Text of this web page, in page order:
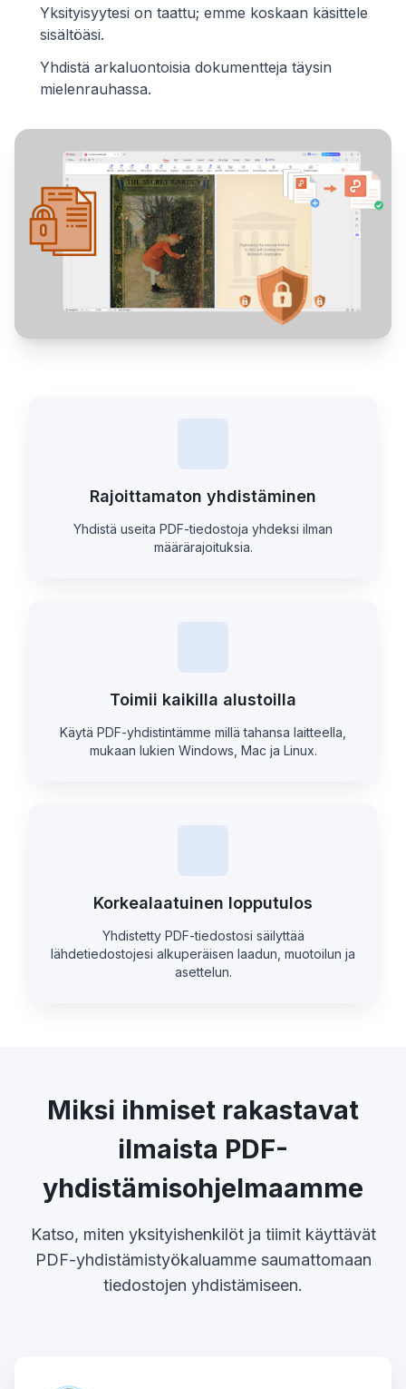
Yksityisyytesi on taattu; emme koskaan käsittele
sisältöäsi.
Yhdistä arkaluontoisia dokumentteja täysin
mielenrauhassa.
Rajoittamaton yhdistäminen
Yhdistä useita PDF-tiedostoja yhdeksi ilman
määrärajoituksia.
Toimii kaikilla alustoilla
Käytä PDF-yhdistintämme millä tahansa laitteella,
mukaan lukien Windows, Mac ja Linux.
Korkealaatuinen lopputulos
Yhdistetty PDF-tiedostosi säilyttää
lähdetiedostojesi alkuperäisen laadun, muotoilun ja
asettelun.
Miksi ihmiset rakastavat
ilmaista PDF-
yhdistämisohjelmaamme
Katso, miten yksityishenkilöt ja tiimit käyttävät
PDF-yhdistämistyökaluamme saumattomaan
tiedostojen yhdistämiseen.